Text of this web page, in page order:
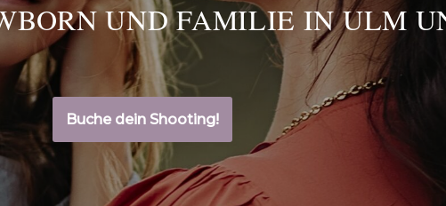
UND FAMILIE IN ULM
Buche dein Shooting!